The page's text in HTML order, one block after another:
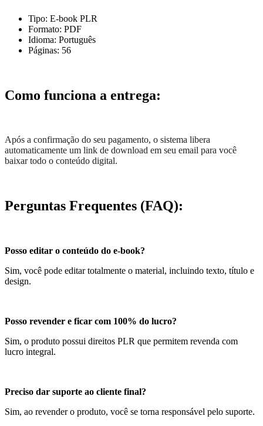
Tipo: E-book PLR
Formato: PDF
Idioma: Português
Páginas: 56
Como funciona a entrega:
Após a confirmação do seu pagamento, o sistema libera
automaticamente um link de download em seu email para você
baixar todo o conteúdo digital.
Perguntas Frequentes (FAQ):
Posso editar o conteúdo do e-book?
Sim, você pode editar totalmente o material, incluindo texto, título e
design.
Posso revender e ficar com 100% do lucro?
Sim, o produto possui direitos PLR que permitem revenda com
lucro integral.
Preciso dar suporte ao cliente final?
Sim, ao revender o produto, você se torna responsável pelo suporte.